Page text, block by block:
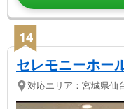
14
セレモニーホー
対応エリア： 宮城県仙